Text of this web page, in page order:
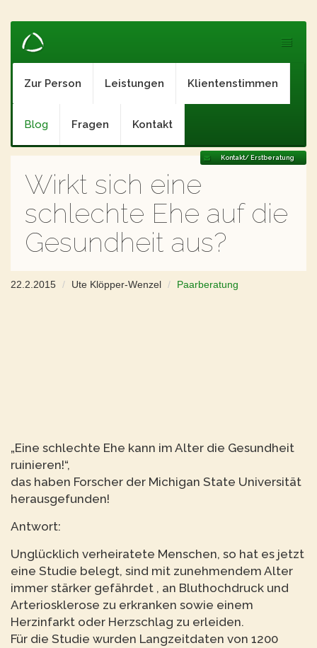
Zur Person Leistungen Klientenstimmen
Blog Fragen Kontakt
Kontakt/ Erstberatung
Wirkt sich eine
schlechte Ehe auf die
Gesundheit aus?
22.2.2015 Ute Klöpper-Wenzel Paarberatung
„Eine schlechte Ehe kann im Alter die Gesundheit
ruinieren!“,
das haben Forscher der Michigan State Universität
herausgefunden!
Antwort:
Unglücklich verheiratete Menschen, so hat es jetzt
eine Studie belegt, sind mit zunehmendem Alter
immer stärker gefährdet , an Bluthochdruck und
Arteriosklerose zu erkranken sowie einem
Herzinfarkt oder Herzschlag zu erleiden.
Für die Studie wurden Langzeitdaten von 1200